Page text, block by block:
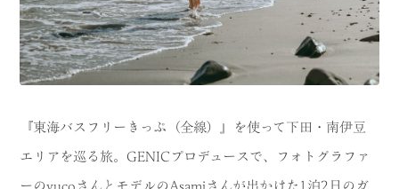
体験 宿
ABOUT
EVENT
『東海バスフリーきっぷ（全線）』を使って下田・南伊豆
エリアを巡る旅。GENICプロデュースで、フォトグラファ
ーのyucoさんとモデルのAsamiさんが出かけた1泊2日のガ